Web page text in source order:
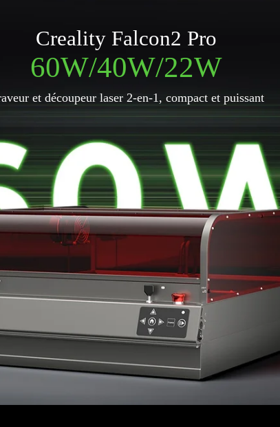
Creality Falcon2 Pro
60W/40W/22W
et découpeur laser 2-en-1, compact et puissant